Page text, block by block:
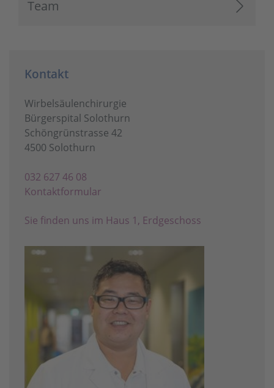
Team
Kontakt
Wirbelsäulenchirurgie
Bürgerspital Solothurn
Schöngrünstrasse 42
4500 Solothurn
032 627 46 08
Kontaktformular
Sie finden uns im Haus 1, Erdgeschoss